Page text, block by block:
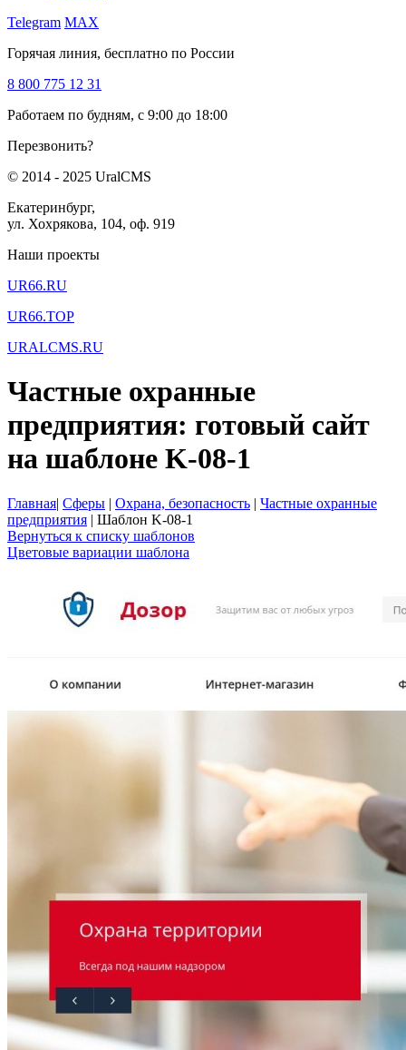
Telegram MAX
Горячая линия, бесплатно по России
8 800 775 12 31
Работаем по будням, с 9:00 до 18:00
Перезвонить?
© 2014 - 2025 UralCMS
Екатеринбург,
ул. Хохрякова, 104, оф. 919
Наши проекты
UR66.RU
UR66.TOP
URALCMS.RU
Частные охранные
предприятия: готовый сайт
на шаблоне K-08-1
Главная| Сферы | Охрана, безопасность | Частные охранные
предприятия | Шаблон K-08-1
Вернуться к списку шаблонов
Цветовые вариации шаблона